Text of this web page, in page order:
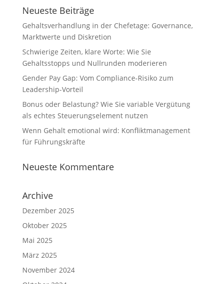
Neueste Beiträge
Gehaltsverhandlung in der Chefetage: Governance,
Marktwerte und Diskretion
Schwierige Zeiten, klare Worte: Wie Sie
Gehaltsstopps und Nullrunden moderieren
Gender Pay Gap: Vom Compliance-Risiko zum
Leadership-Vorteil
Bonus oder Belastung? Wie Sie variable Vergütung
als echtes Steuerungselement nutzen
Wenn Gehalt emotional wird: Konfliktmanagement
für Führungskräfte
Neueste Kommentare
Archive
Dezember 2025
Oktober 2025
Mai 2025
März 2025
November 2024